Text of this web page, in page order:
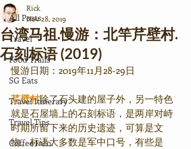
All Posts
Travel
Food Trails
SG Eats
Travel Itinerary
Travel Tips
Coffee Info.
台湾马祖.慢游：北竿芹壁村.
石刻标语 (2019)
Rick
Nov 28, 2019
慢游日期：2019年11月28-29日
芹壁村除了石头建的屋子外，另一特色
就是石屋墙上的石刻标语，是两岸对峙
时期所留下来的历史遗迹，可算是文
物。标语大多数是军中口号，有些是